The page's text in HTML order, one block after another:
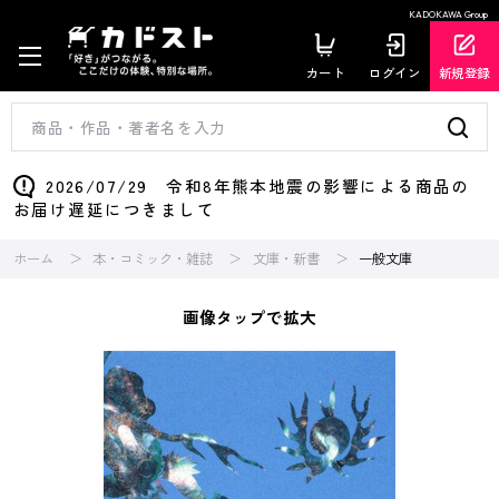
KADOKAWA Group
カート ログイン 新規登録
2026/07/29 令和8年熊本地震の影響による商品の
お届け遅延につきまして
ホーム 本・コミック・雑誌 文庫・新書 一般文庫
画像タップで拡大